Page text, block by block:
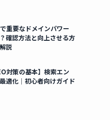
重要なドメインパワー
確認方法と向上させる方
説
対策の基本】検索エン
適化｜初心者向けガイド